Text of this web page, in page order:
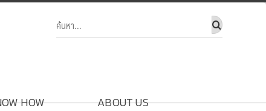
HOW ABOUT US